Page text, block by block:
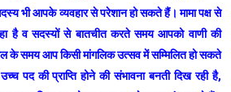
भी आपके व्यवहार से परेशान हो सकते हैं। मामा पक्ष से
है व सदस्यों से बातचीत करते समय आपको वाणी की
के समय आप किसी मांगलिक उत्सव में सम्मिलित हो सकते
पद की प्राप्ति होने की संभावना बनती दिख रही है,